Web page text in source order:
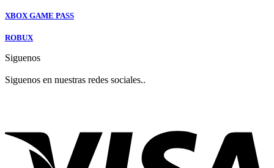
XBOX GAME PASS
ROBUX
Siguenos
Siguenos en nuestras redes sociales..